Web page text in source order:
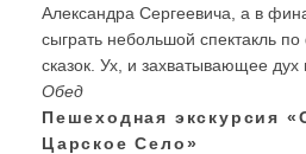
Александра Сергеевича, а в
сыграть небольшой спектакль
сказок. Ух, и захватывающее
Обед
Пешеходная экскурсия
Царское Село»